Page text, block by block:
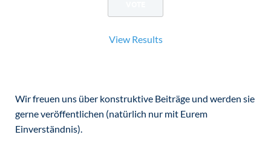
View Results
Wir freuen uns über konstruktive Beiträge und werden sie
gerne veröffentlichen (natürlich nur mit Eurem
Einverständnis).